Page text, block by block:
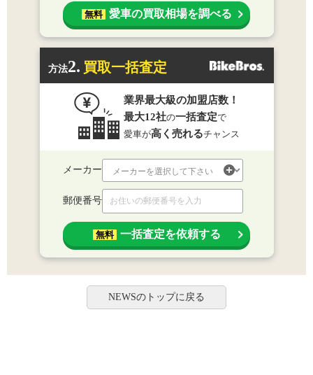
無料 愛車の買取相場を調べる
方法2. 買取一括査定
業界最大級の加盟店数！
最大12社の一括査定で
愛車が高く売れるチャンス
メーカー
郵便番号
無料 一括査定を依頼する
NEWSのトップに戻る